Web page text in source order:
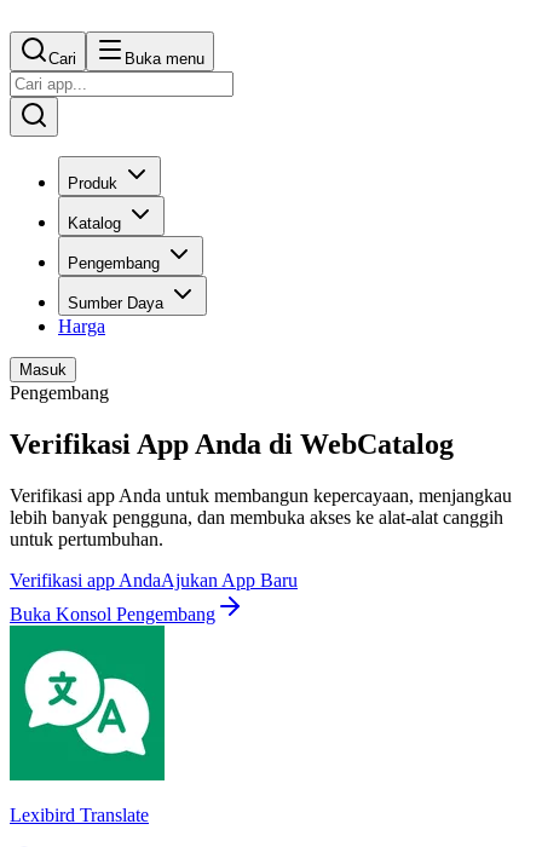
Cari Buka menu
Produk
Katalog
Pengembang
Sumber Daya
Harga
Masuk
Pengembang
Verifikasi App Anda di WebCatalog
Verifikasi app Anda untuk membangun kepercayaan, menjangkau
lebih banyak pengguna, dan membuka akses ke alat-alat canggih
untuk pertumbuhan.
Verifikasi app AndaAjukan App Baru
Buka Konsol Pengembang
Lexibird Translate